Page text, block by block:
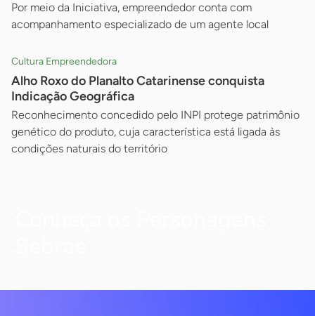
Por meio da Iniciativa, empreendedor conta com
acompanhamento especializado de um agente local
Cultura Empreendedora
Alho Roxo do Planalto Catarinense conquista
Indicação Geográfica
Reconhecimento concedido pelo INPI protege patrimônio
genético do produto, cuja característica está ligada às
condições naturais do território